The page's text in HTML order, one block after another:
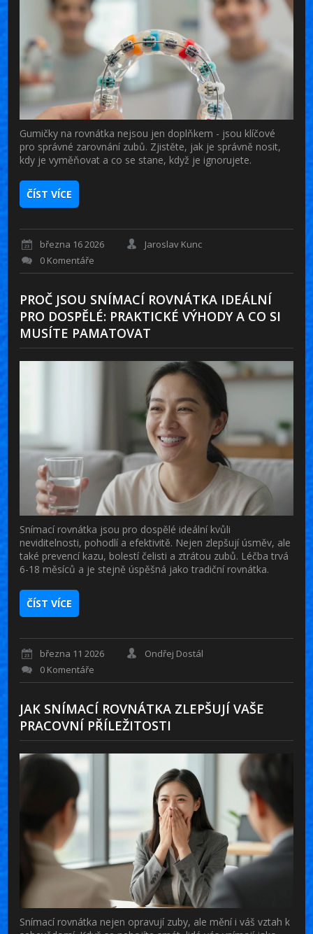
Gumičky na rovnátka nejsou jen doplňkem - jsou klíčové
pro správné zarovnání zubů. Zjistěte, jak je správně nosit,
kdy je vyměňovat a co se stane, když je ignorujete.
ČÍST VÍCE
března 16 2026
Jaroslav Kunc
0 Komentáře
PROČ JSOU SNÍMACÍ ROVNÁTKA IDEÁLNÍ
PRO DOSPĚLÉ: PRAKTICKÉ VÝHODY A CO SI
MUSÍTE PAMATOVAT
Snímací rovnátka jsou pro dospělé ideální kvůli
neviditelnosti, pohodlí a efektivitě. Nejen zlepšují úsměv, ale
také prevencí kazu, bolestí čelisti a ztrátou zubů. Léčba trvá
6-18 měsíců a je stejně úspěšná jako tradiční rovnátka.
ČÍST VÍCE
března 11 2026
Ondřej Dostál
0 Komentáře
JAK SNÍMACÍ ROVNÁTKA ZLEPŠUJÍ VAŠE
PRACOVNÍ PŘÍLEŽITOSTI
Snímací rovnátka nejen opravují zuby, ale mění i váš vztah k